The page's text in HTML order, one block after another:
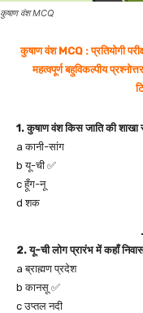
कुषाण वंश MCQ
कुषाण वंश MCQ : प्रतियोगी
महत्वपूर्ण बहुविकल्पीय
1. कुषाण वंश किस जाति की शाखा
a कानी-सांग
b यू-ची ✅
c हूँग-नू
d शक
2. यू-ची लोग प्रारंभ में कहाँ
a ब्राह्मण प्रदेश
b कानसू ✅
c उप्तल नदी